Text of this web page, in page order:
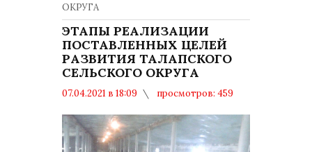
ОКРУГА
ЭТАПЫ РЕАЛИЗАЦИИ
ПОСТАВЛЕННЫХ ЦЕЛЕЙ
РАЗВИТИЯ ТАЛАПСКОГО
СЕЛЬСКОГО ОКРУГА
07.04.2021 в 18:09
просмотров: 459